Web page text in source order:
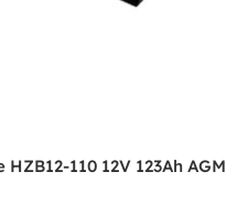
110 12V 123Ah AGM